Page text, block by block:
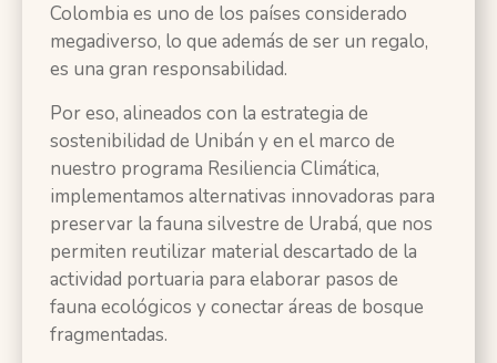
Colombia es uno de los países considerado
megadiverso, lo que además de ser un regalo,
es una gran responsabilidad.
Por eso, alineados con la estrategia de
sostenibilidad de Unibán y en el marco de
nuestro programa Resiliencia Climática,
implementamos alternativas innovadoras para
preservar la fauna silvestre de Urabá, que nos
permiten reutilizar material descartado de la
actividad portuaria para elaborar pasos de
fauna ecológicos y conectar áreas de bosque
fragmentadas.